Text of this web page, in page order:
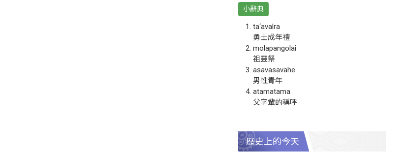
小辭典
ta‘avalra
勇士成年禮
molapangolai
祖靈祭
asavasavahe
男性青年
atamatama
父字輩的稱呼
歷史上的今天